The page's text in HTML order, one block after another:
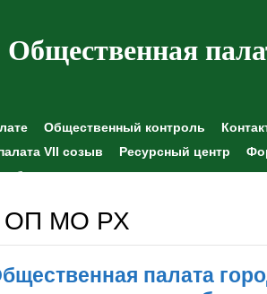
Общественная
Общественный контроль
VII созыв
Ресурсный центр
ОП МО РХ
палата